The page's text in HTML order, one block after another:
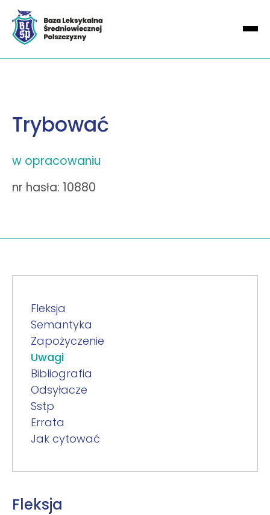
Trybować
w opracowaniu
nr hasła: 10880
Fleksja
Semantyka
Zapożyczenie
Uwagi
Bibliografia
Odsyłacze
Sstp
Errata
Jak cytować
Fleksja